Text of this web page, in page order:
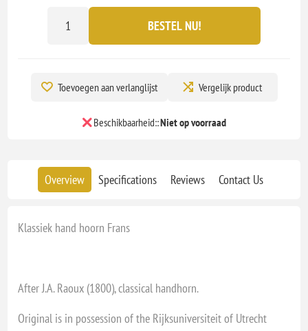
BESTEL NU!
Toevoegen aan verlanglijst Vergelijk product
Beschikbaarheid::Niet op voorraad
Overview Specifications Reviews Contact Us
Klassiek hand hoorn Frans
After J.A. Raoux (1800), classical handhorn.
Original is in possession of the Rijksuniversiteit of Utrecht